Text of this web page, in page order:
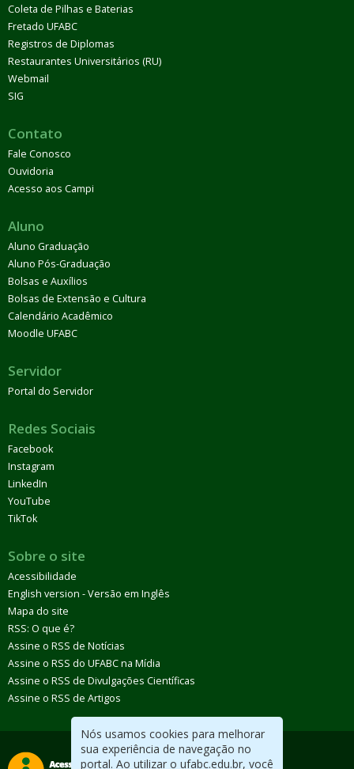
Nós usamos cookies para melhorar
sua experiência de navegação no
portal. Ao utilizar o ufabc.edu.br, você
Coleta de Pilhas e Baterias
Fretado UFABC
Registros de Diplomas
Restaurantes Universitários (RU)
Webmail
SIG
Contato
Fale Conosco
Ouvidoria
Acesso aos Campi
Aluno
Aluno Graduação
Aluno Pós-Graduação
Bolsas e Auxílios
Bolsas de Extensão e Cultura
Calendário Acadêmico
Moodle UFABC
Servidor
Portal do Servidor
Redes Sociais
Facebook
Instagram
LinkedIn
YouTube
TikTok
Sobre o site
Acessibilidade
English version - Versão em Inglês
Mapa do site
RSS: O que é?
Assine o RSS de Notícias
Assine o RSS do UFABC na Mídia
Assine o RSS de Divulgações Científicas
Assine o RSS de Artigos